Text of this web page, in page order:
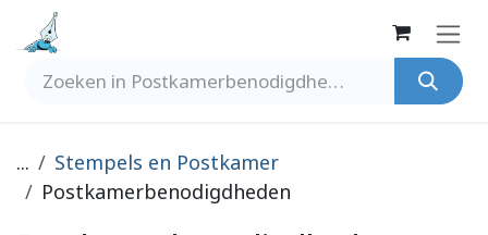
Overslaan naar inhoud
...
Stempels en Postkamer
Postkamerbenodigdheden